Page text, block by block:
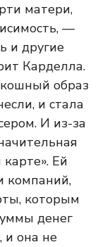
матери,
—
и другие
Карделла.
образ
и стала
И из-за
Ей
компаний,
которым
денег
и она не